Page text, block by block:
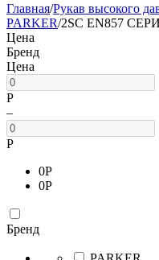
Главная/Рукав высокого
PARKER/2SC EN857
Цена
Бренд
Цена
Р
–
Р
0Р
0Р
Бренд